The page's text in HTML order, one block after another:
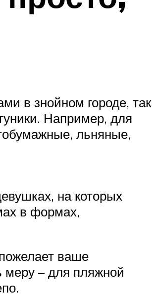
в знойном городе, так
Например, для
льняные,
на которых
в формах,
ваше
меру – для пляжной